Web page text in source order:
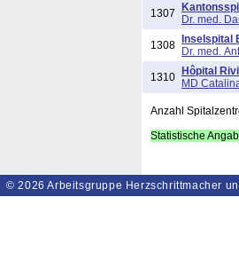
1307
Dr. med.
1308
Inselspital
Dr. med.
1310
Hôpital
MD
Anzahl
Statistische
© 2026 Arbeitsgruppe Herzschrittmacher